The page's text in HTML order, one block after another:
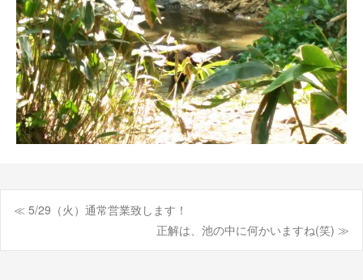
投
≪ 5/29（火）通常営業致します！
正解は、池の中に何かいますね(笑) ≫